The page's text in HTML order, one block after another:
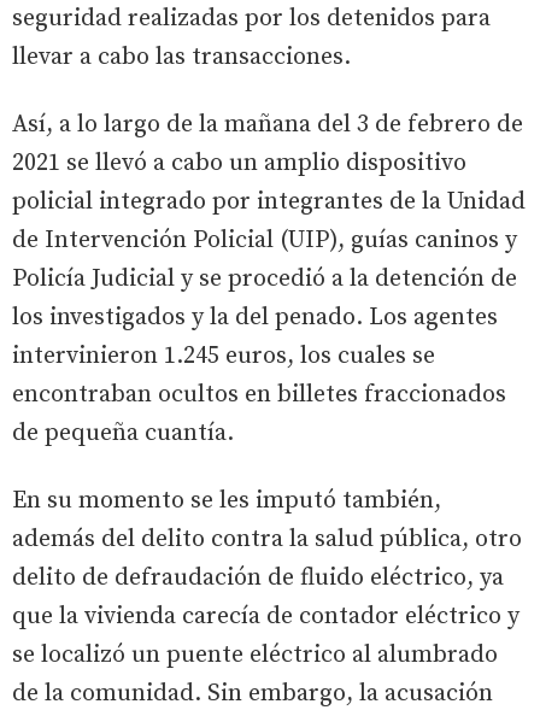
seguridad realizadas por los detenidos para
llevar a cabo las transacciones.
Así, a lo largo de la mañana del 3 de febrero de
2021 se llevó a cabo un amplio dispositivo
policial integrado por integrantes de la Unidad
de Intervención Policial (UIP), guías caninos y
Policía Judicial y se procedió a la detención de
los investigados y la del penado. Los agentes
intervinieron 1.245 euros, los cuales se
encontraban ocultos en billetes fraccionados
de pequeña cuantía.
En su momento se les imputó también,
además del delito contra la salud pública, otro
delito de defraudación de fluido eléctrico, ya
que la vivienda carecía de contador eléctrico y
se localizó un puente eléctrico al alumbrado
de la comunidad. Sin embargo, la acusación